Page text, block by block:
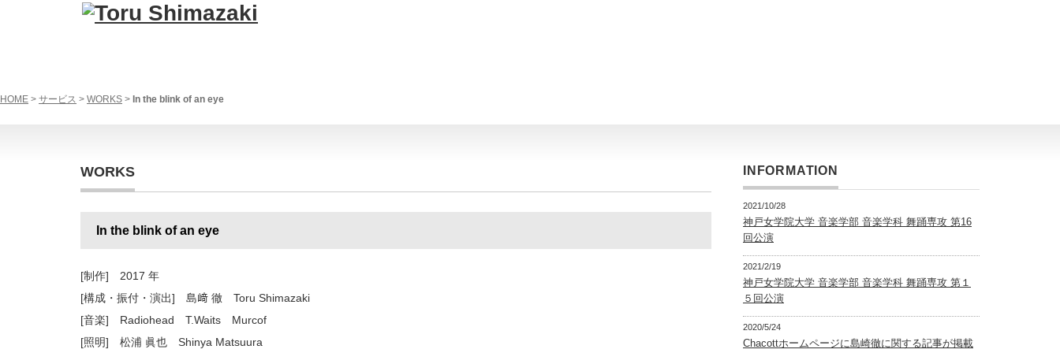
HOME > サービス > WORKS > In the blink of an eye
WORKS
In the blink of an eye
[制作] 2017 年
[構成・振付・演出] 島﨑 徹 Toru Shimazaki
[音楽] Radiohead T.Waits Murcof
[照明] 松浦 眞也 Shinya Matsuura
INFORMATION
2021/10/28
神戸女学院大学 音楽学部 音楽学科 舞踊専攻 第16
回公演
2021/2/19
神戸女学院大学 音楽学部 音楽学科 舞踊専攻 第１
５回公演
2020/5/24
Chacottホームページに島崎徹に関する記事が掲載